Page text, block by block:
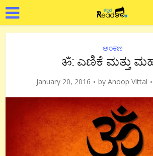
ಅಂಕಣ
ॐ: ಎಣಿಕೆ ಮತ್ತು
January 20, 2016 by Anoop Vittal